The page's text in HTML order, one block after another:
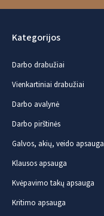
Kategorijos
Darbo drabužiai
Vienkartiniai drabužiai
Darbo avalynė
Darbo pirštinės
Galvos, akių, veido apsauga
Klausos apsauga
Kvėpavimo takų apsauga
Kritimo apsauga